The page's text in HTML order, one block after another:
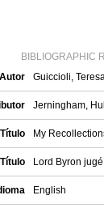
BIBLIOGRAPHIC
Guiccioli,
Jerningham,
My
Lord Byron
English